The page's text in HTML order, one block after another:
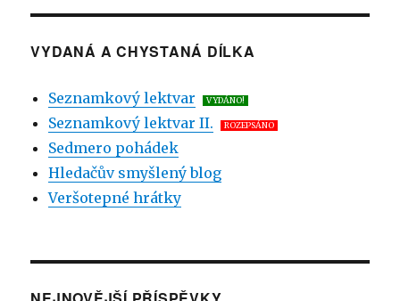
názvem
VYDANÁ A CHYSTANÁ DÍLKA
Seznamkový lektvar VYDÁNO!
Seznamkový lektvar II. ROZEPSÁNO
Sedmero pohádek
Hledačův smyšlený blog
Veršotepné hrátky